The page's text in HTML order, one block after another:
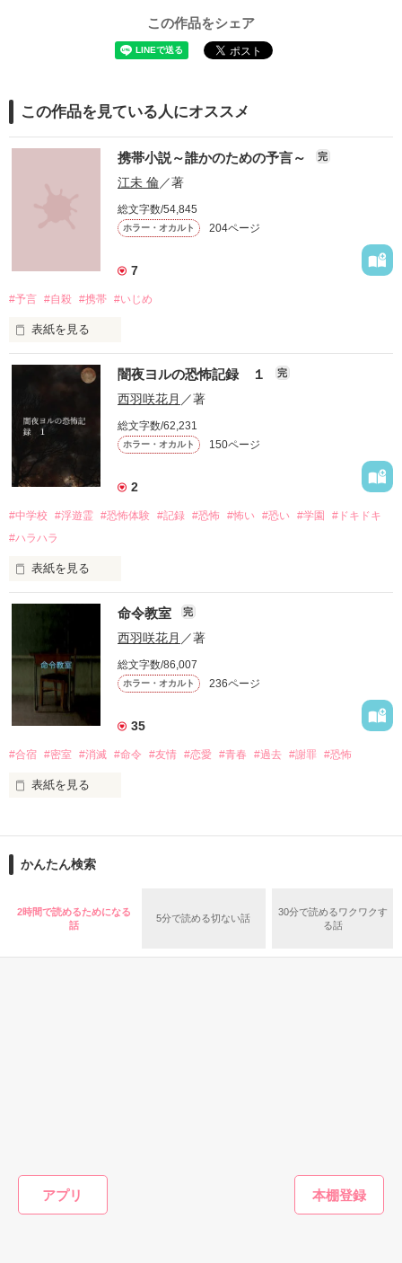
アプリ
この作品をシェア
この作品を見ている人にオススメ
携帯小説～誰かのための予言～ 完
江未 倫／著
総文字数/54,845
ホラー・オカルト 204ページ
7
#予言 #自殺 #携帯 #いじめ
表紙を見る
もし
この携帯小説で
予言されてしまっていたら…。
酷なことを言うようですが
どうぞ、あきらめてください。
私の予言は、必ず
現実のものとなるのですから。
****************
カナカさん
緑川　海月さん
Bellaさん
菅千華さん
闇夜ヨルの恐怖記録 １ 完
西羽咲花月 ／著
総文字数/62,231
ホラー・オカルト 150ページ
2
#中学校 #浮遊霊 #恐怖体験 #記録 #恐怖 #怖い #恐い #学園
#ドキドキ
#ハラハラ
表紙を見る
「闇夜ヨルの恐怖記録　１」
恐怖中学校で死んだ闇夜ヨルは成仏できずに学校にとどまって
いた。
恐怖中学校には不思議と恐怖が集まってくる。
これは浮遊霊になった闇夜ヨルが見た
2022/2/10～2022/3/12
作品を読む
命令教室 完
西羽咲花月 ／著
総文字数/86,007
ホラー・オカルト 236ページ
35
#合宿 #密室 #消滅 #命令 #友情 #恋愛 #青春 #過去 #謝罪 #恐怖
表紙を見る
入っていはいけない部屋
が存在していた
密室、デスゲーム、開幕！
かんたん検索
2時間で読めるためになる
話
5分で読める切ない話
30分で読めるワクワクす
る話